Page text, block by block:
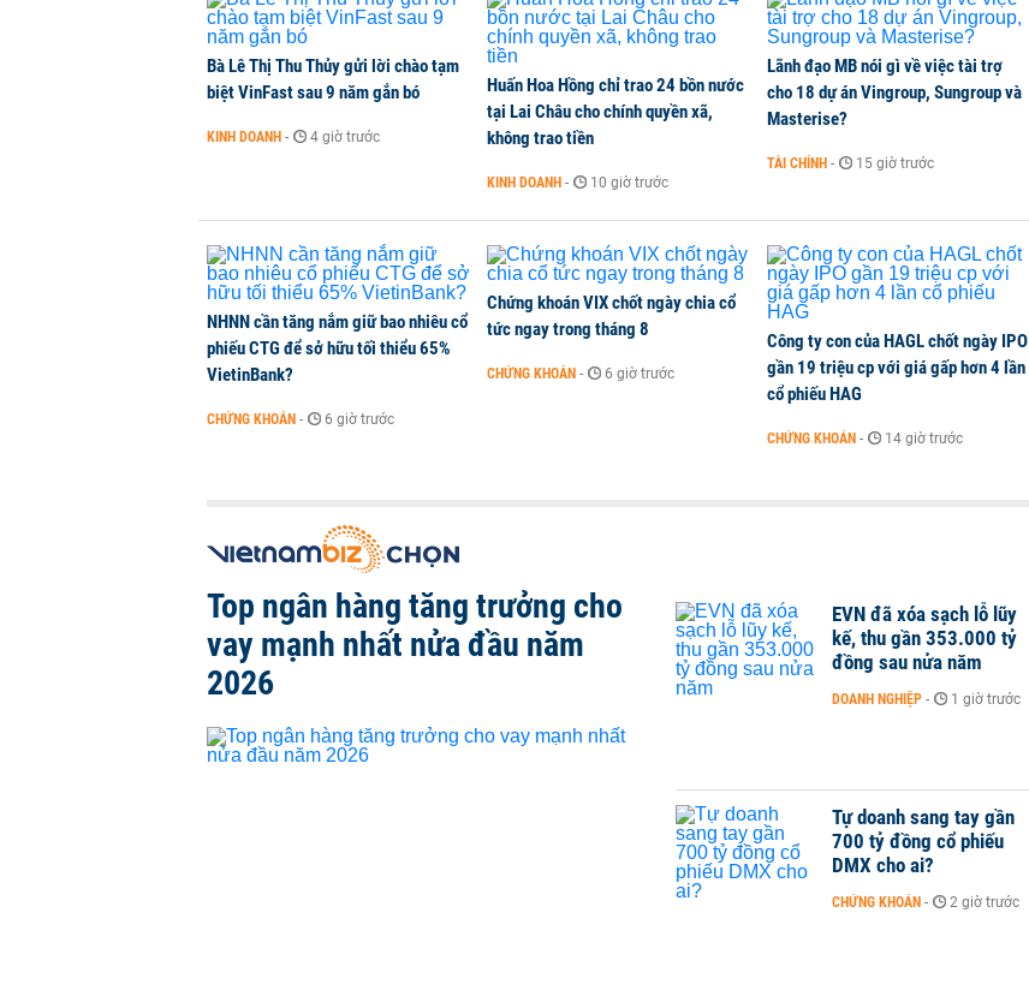
CHỨNG KHOÁN 2 giờ trước
Kiến nghị đưa người bán hàng online, lao động công trình đóng BHXH bắt buộc
TikToker Khánh Sky, Vua Quạt, Hồ Văn Khoa bị khởi tố
Bà Lê Thị Thu Thủy gửi lời chào tạm
biệt VinFast sau 9 năm gắn bó
KINH DOANH - 4 giờ trước
Huấn Hoa Hồng chỉ trao 24 bồn nước
tại Lai Châu cho chính quyền xã,
không trao tiền
KINH DOANH - 10 giờ trước
Lãnh đạo MB nói gì về việc tài trợ
cho 18 dự án Vingroup, Sungroup và
Masterise?
TÀI CHÍNH - 15 giờ trước
NHNN cần tăng nắm giữ bao nhiêu cổ
phiếu CTG để sở hữu tối thiểu 65%
VietinBank?
CHỨNG KHOÁN - 6 giờ trước
Chứng khoán VIX chốt ngày chia cổ
tức ngay trong tháng 8
CHỨNG KHOÁN - 6 giờ trước
Công ty con của HAGL chốt ngày IPO
gần 19 triệu cp với giá gấp hơn 4 lần
cổ phiếu HAG
CHỨNG KHOÁN - 14 giờ trước
Top ngân hàng tăng trưởng cho
vay mạnh nhất nửa đầu năm
2026
EVN đã xóa sạch lỗ lũy
kế, thu gần 353.000 tỷ
đồng sau nửa năm
DOANH NGHIỆP - 1 giờ trước
Tự doanh sang tay gần
700 tỷ đồng cổ phiếu
DMX cho ai?
CHỨNG KHOÁN - 2 giờ trước